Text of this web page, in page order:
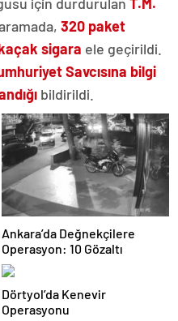
320 paket
sigara ele geçirildi.
Savcısına bilgi
bildirildi.
Ankara’da Değnekçilere
Operasyon: 10 Gözaltı
Dörtyol’da Kenevir
Operasyonu